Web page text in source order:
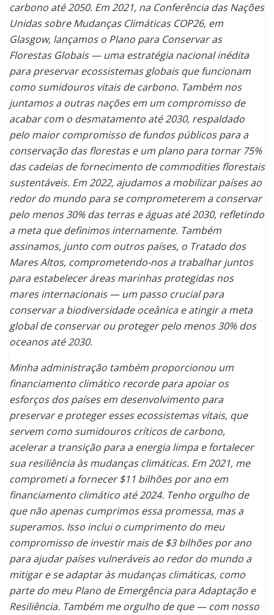
carbono até 2050. Em 2021, na Conferência das Nações
Unidas sobre Mudanças Climáticas COP26, em
Glasgow, lançamos o Plano para Conservar as
Florestas Globais — uma estratégia nacional inédita
para preservar ecossistemas globais que funcionam
como sumidouros vitais de carbono. Também nos
juntamos a outras nações em um compromisso de
acabar com o desmatamento até 2030, respaldado
pelo maior compromisso de fundos públicos para a
conservação das florestas e um plano para tornar 75%
das cadeias de fornecimento de commodities florestais
sustentáveis. Em 2022, ajudamos a mobilizar países ao
redor do mundo para se comprometerem a conservar
pelo menos 30% das terras e águas até 2030, refletindo
a meta que definimos internamente. Também
assinamos, junto com outros países, o Tratado dos
Mares Altos, comprometendo-nos a trabalhar juntos
para estabelecer áreas marinhas protegidas nos
mares internacionais — um passo crucial para
conservar a biodiversidade oceânica e atingir a meta
global de conservar ou proteger pelo menos 30% dos
oceanos até 2030.
Minha administração também proporcionou um
financiamento climático recorde para apoiar os
esforços dos países em desenvolvimento para
preservar e proteger esses ecossistemas vitais, que
servem como sumidouros críticos de carbono,
acelerar a transição para a energia limpa e fortalecer
sua resiliência às mudanças climáticas. Em 2021, me
comprometi a fornecer $11 bilhões por ano em
financiamento climático até 2024. Tenho orgulho de
que não apenas cumprimos essa promessa, mas a
superamos. Isso inclui o cumprimento do meu
compromisso de investir mais de $3 bilhões por ano
para ajudar países vulneráveis ao redor do mundo a
mitigar e se adaptar às mudanças climáticas, como
parte do meu Plano de Emergência para Adaptação e
Resiliência. Também me orgulho de que — com nosso